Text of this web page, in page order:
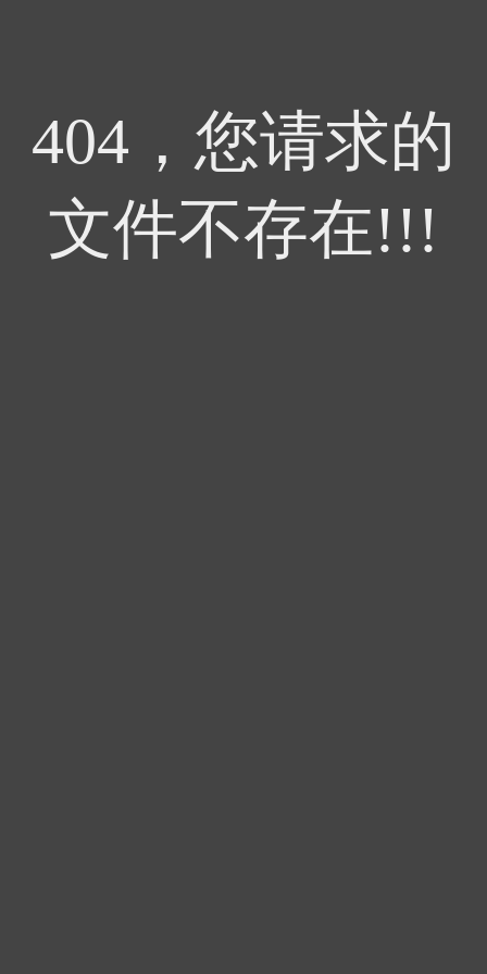
404，您请求的
文件不存在!!!